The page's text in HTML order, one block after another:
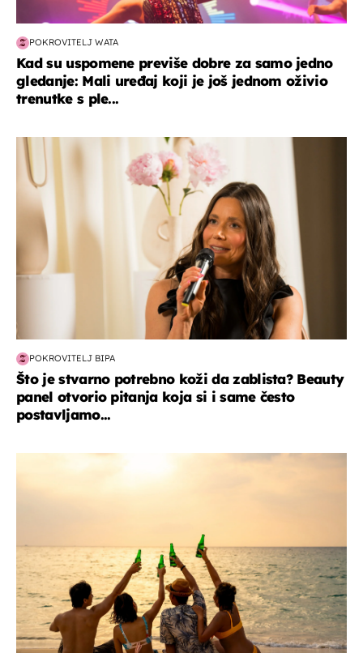
POKROVITELJ WATA
Kad su uspomene previše dobre za samo jedno
gledanje: Mali uređaj koji je još jednom oživio
trenutke s ple...
moda & ljepota
POKROVITELJ BIPA
Što je stvarno potrebno koži da zablista? Beauty
panel otvorio pitanja koja si i same često
postavljamo...